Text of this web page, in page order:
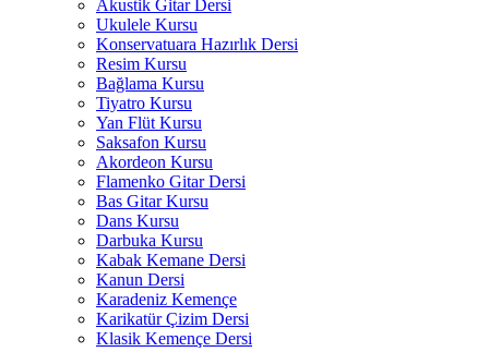
Akustik Gitar Dersi
Ukulele Kursu
Konservatuara Hazırlık Dersi
Resim Kursu
Bağlama Kursu
Tiyatro Kursu
Yan Flüt Kursu
Saksafon Kursu
Akordeon Kursu
Flamenko Gitar Dersi
Bas Gitar Kursu
Dans Kursu
Darbuka Kursu
Kabak Kemane Dersi
Kanun Dersi
Karadeniz Kemençe
Karikatür Çizim Dersi
Klasik Kemençe Dersi